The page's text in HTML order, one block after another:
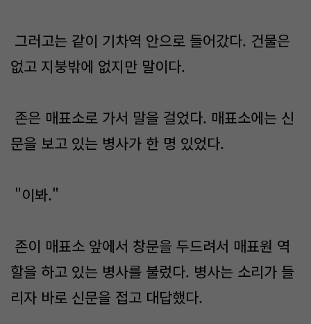
그러고는 같이 기차역 안으로 들어갔다. 건물은
없고 지붕밖에 없지만 말이다.
존은 매표소로 가서 말을 걸었다. 매표소에는 신
문을 보고 있는 병사가 한 명 있었다.
"이봐."
존이 매표소 앞에서 창문을 두드려서 매표원 역
할을 하고 있는 병사를 불렀다. 병사는 소리가 들
리자 바로 신문을 접고 대답했다.